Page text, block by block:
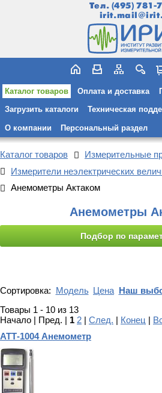
Тел. (495) 781-
Каталог товаров Оплата и доставка
Загрузить каталоги Техническая
О компании Персональный раздел
Каталог товаров
Измерительные
Измерители неэлектрических
Анемометры Актаком
Анемометры
Подбор по
Сортировка: Модель Цена Наш
Товары 1 - 10 из 13
Начало | Пред. | 1 2 | След. | Конец |
АТТ-1004 Анемометр